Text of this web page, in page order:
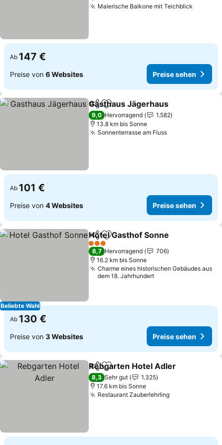
Malerische Balkone mit Teichblick
Ab 147 €
Preise von 6 Websites Preise sehen
TeilenZu Favoriten hinzufügen
Gasthaus Jägerhaus
9,0 Hervorragend
1.582
13.8 km bis Sonne
Sonnenterrasse am FlussPreise sehen
Ab 101 €
Preise von 4 Websites Preise sehen
Beliebte Wahl
TeilenZu Favoriten hinzufügen
Hotel Gasthof Sonne
3 Sterne
8,7 Hervorragend
706
16.2 km bis Sonne
Charme eines historischen Gebäudes aus
dem 18. Jahrhundert
Ab 130 €
Preise von 3 Websites Preise sehen
TeilenZu Favoriten hinzufügen
Rebgarten Hotel Adler
8,3 Sehr gut
1.325
17.6 km bis Sonne
Restaurant ZauberlehrlingPreise sehen